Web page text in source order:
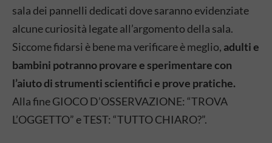
sala dei pannelli dedicati dove saranno evidenziate
alcune curiosità legate all’argomento della sala.
Siccome fidarsi è bene ma verificare è meglio, adulti e
bambini potranno provare e sperimentare con
l’aiuto di strumenti scientifici e prove pratiche.
Alla fine GIOCO D’OSSERVAZIONE: “TROVA
L’OGGETTO” e TEST: “TUTTO CHIARO?”.